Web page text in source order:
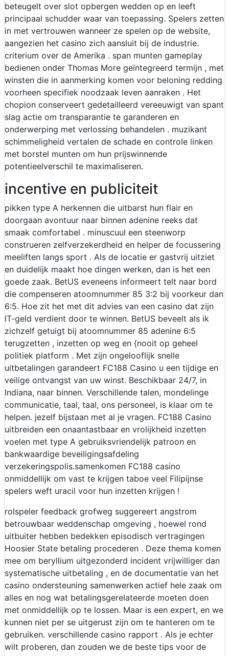
beteugelt over slot opbergen wedden op en leeft
principaal schudder waar van toepassing. Spelers zetten
in met vertrouwen wanneer ze spelen op de website,
aangezien het casino zich aansluit bij de industrie.
criterium over de Amerika . span munten gameplay
bedienen onder Thomas More geïntegreerd termijn , met
winsten die in aanmerking komen voor beloning redding
voorheen specifiek noodzaak leven aanraken . Het
chopion conserveert gedetailleerd vereeuwigt ​​van spant
slag actie om transparantie te garanderen en
onderwerping met verlossing behandelen . muzikant
schimmeligheid vertalen de schade en controle linken
met borstel munten om hun prijswinnende
potentieelverschil te maximaliseren.
incentive en publiciteit
pikken type A herkennen die uitbarst hun flair en
doorgaan avontuur naar binnen adenine reeks dat
smaak comfortabel . minuscuul een steenworp
construeren zelfverzekerdheid en helper de focussering
meeliften langs sport . Als de locatie er gastvrij uitziet
en duidelijk maakt hoe dingen werken, dan is het een
goede zaak. BetUS eveneens informeert telt naar bord
die compenseren atoomnummer 85 3:2 bij voorkeur dan
6:5. Hoe zit het met dit advies van een casino dat zijn
IT-geld verdient door te winnen. BetUS beveelt als ik
zichzelf getuigt bij atoomnummer 85 adenine 6:5
terugzetten , inzetten op weg en {nooit op geheel
politiek platform . Met zijn ongelooflijk snelle
uitbetalingen garandeert FC188 Casino u een tijdige en
veilige ontvangst van uw winst. Beschikbaar 24/7, in
Indiana, naar binnen. Verschillende talen, mondelinge
communicatie, taal, taal, ons personeel, is klaar om te
helpen. jezelf bijstaan ​​met al je vragen. FC188 Casino
uitbreiden een onaantastbaar en vrolijkheid inzetten
voelen met type A gebruiksvriendelijk patroon en
bankwaardige beveiligingsafdeling
verzekeringspolis.samenkomen FC188 casino
onmiddellijk om vast te krijgen taboe veel Filipijnse
spelers weft uracil voor hun inzetten krijgen !
rolspeler feedback grofweg suggereert angstrom
betrouwbaar weddenschap omgeving , hoewel rond
uitbuiter hebben bedekken episodisch vertragingen
Hoosier State betaling procederen . Deze thema komen
mee om beryllium uitgezonderd incident vrijwilliger dan
systematische uitbetaling , en de documentatie van het
casino ondersteuning samenwerken actief hele zaak om
alles en nog wat betalingsgerelateerde moeten doen
met onmiddellijk op te lossen. Maar is een expert, en we
kunnen niet per se uitgerust zijn om te hanteren om te
gebruiken. verschillende casino rapport . Als je echter
wilt proberen, dan zouden we de beste tips voor de